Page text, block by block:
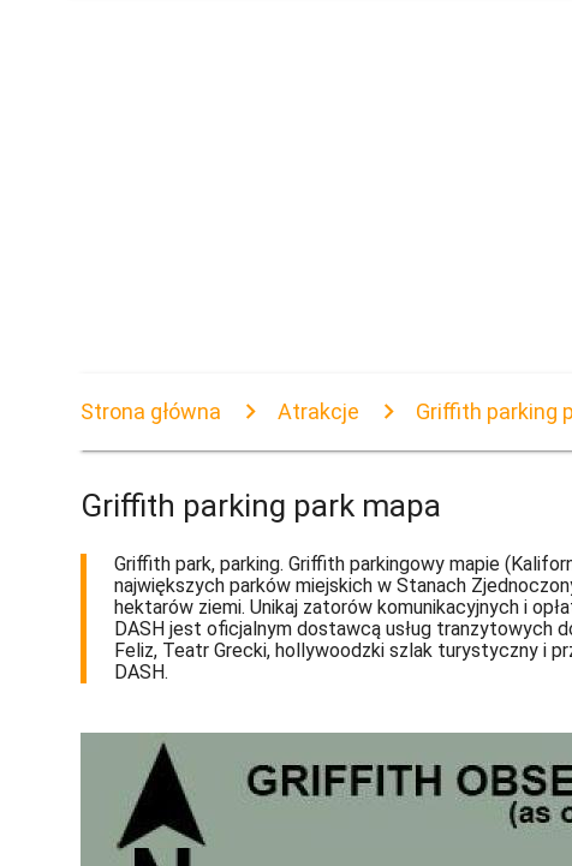
Strona główna Atrakcje Griffith parking
Griffith parking park mapa
Griffith park, parking. Griffith parkingowy mapie
największych parków miejskich w Stanach
hektarów ziemi. Unikaj zatorów komunikacyjnych i
DASH jest oficjalnym dostawcą usług tranzytowych
Feliz, Teatr Grecki, hollywoodzki szlak turystyczny i
DASH.